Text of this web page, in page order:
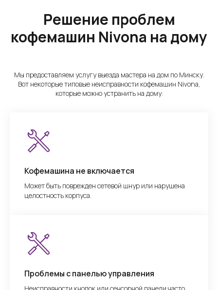
Решение проблем
кофемашин Nivona на дому
Мы предоставляем услугу выезда мастера на дом по Минску.
Вот некоторые типовые неисправности кофемашин Nivona,
которые можно устранить на дому:
Кофемашина не включается
Может быть поврежден сетевой шнур или нарушена
целостность корпуса.
Проблемы с панелью управления
Неисправности кнопок или сенсорной панели часто